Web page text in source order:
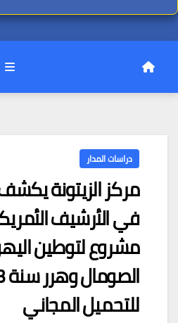
دراسات المدار
مركز الزيتونة
في الأرشيف
مشروع لتوطين
للتحميل المجاني